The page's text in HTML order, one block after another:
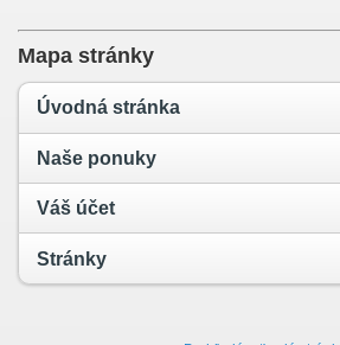
Mapa stránky
Úvodná stránka
Naše ponuky
Váš účet
Stránky